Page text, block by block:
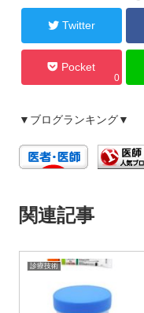
Twitter
Pocket
0
▼ブログランキング▼
関連記事
診療技術